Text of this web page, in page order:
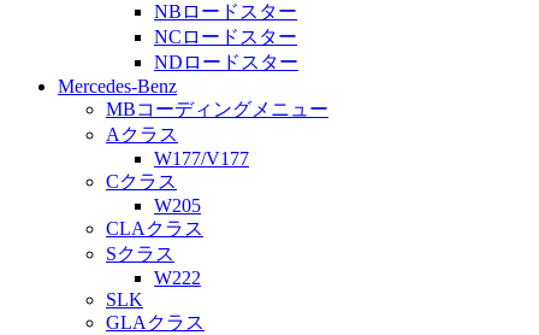
NBロードスター
NCロードスター
NDロードスター
Mercedes-Benz
MBコーディングメニュー
Aクラス
W177/V177
Cクラス
W205
CLAクラス
Sクラス
W222
SLK
GLAクラス